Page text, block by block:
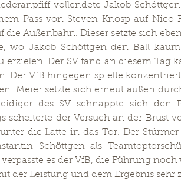
vollendete Jakob
Pass von Steven Knosp auf Nico
die Außenbahn. Dieser setzte sich
wo Jakob Schöttgen den Ball
erzielen. Der SV fand an diesem Tag
Der VfB hingegen spielte
Meier setzte sich erneut außen
des SV schnappte sich den
scheiterte der Versuch an der Brust
die Latte in das Tor. Der
Schöttgen als
verpasste es der VfB, die Führung
der Leistung und dem Ergebnis sehr